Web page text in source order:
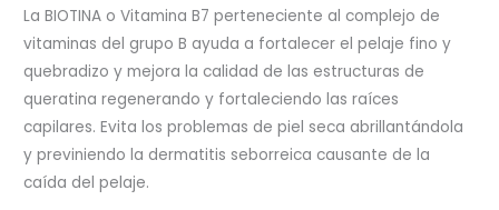
S/ 1.10
hasta
S/ 40.00
La BIOTINA o Vitamina B7 perteneciente al complejo de
vitaminas del grupo B ayuda a fortalecer el pelaje fino y
quebradizo y mejora la calidad de las estructuras de
queratina regenerando y fortaleciendo las raíces
capilares. Evita los problemas de piel seca abrillantándola
y previniendo la dermatitis seborreica causante de la
caída del pelaje.